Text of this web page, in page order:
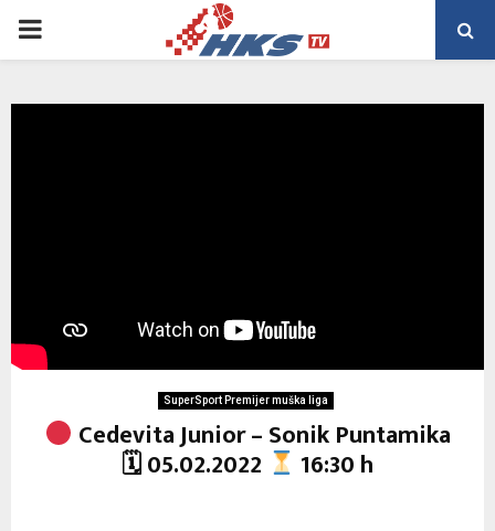
PRIMARY
SuperSport Premijer muška liga
Cedevita Junior – Sonik Puntamika
🗓 05.02.2022 16:30 h